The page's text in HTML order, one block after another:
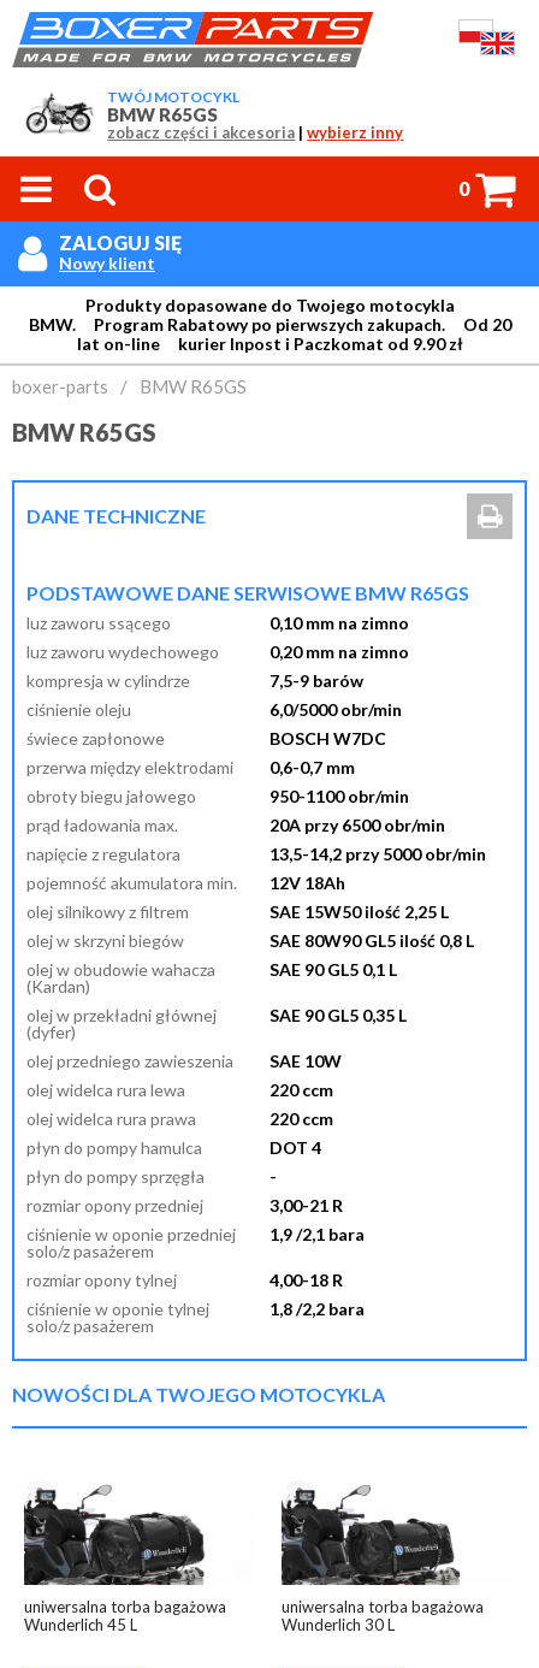
TWÓJ MOTOCYKL
BMW R65GS
zobacz części i akcesoria |wybierz inny
  
0
 ZALOGUJ SIĘ
Nowy klient
Login:
Produkty dopasowane do Twojego motocykla
BMW. Program Rabatowy po pierwszych zakupach. Od 20
lat on-line kurier Inpost i Paczkomat od 9.90 zł
boxer-parts / BMW R65GS
BMW R65GS

DANE TECHNICZNE
PODSTAWOWE DANE SERWISOWE BMW R65GS
luz zaworu ssącego
0,10 mm na zimno
luz zaworu wydechowego
0,20 mm na zimno
kompresja w cylindrze
7,5-9 barów
ciśnienie oleju
6,0/5000 obr/min
świece zapłonowe
BOSCH W7DC
przerwa między elektrodami
0,6-0,7 mm
obroty biegu jałowego
950-1100 obr/min
prąd ładowania max.
20A przy 6500 obr/min
napięcie z regulatora
13,5-14,2 przy 5000 obr/min
pojemność akumulatora min.
12V 18Ah
olej silnikowy z filtrem
SAE 15W50 ilość 2,25 L
olej w skrzyni biegów
SAE 80W90 GL5 ilość 0,8 L
olej w obudowie wahacza
(Kardan)
SAE 90 GL5 0,1 L
olej w przekładni głównej
(dyfer)
SAE 90 GL5 0,35 L
olej przedniego zawieszenia
SAE 10W
olej widelca rura lewa
220 ccm
olej widelca rura prawa
220 ccm
płyn do pompy hamulca
DOT 4
płyn do pompy sprzęgła
-
rozmiar opony przedniej
3,00-21 R
ciśnienie w oponie przedniej
solo/z pasażerem
1,9 /2,1 bara
rozmiar opony tylnej
4,00-18 R
ciśnienie w oponie tylnej
solo/z pasażerem
1,8 /2,2 bara
NOWOŚCI DLA TWOJEGO MOTOCYKLA
uniwersalna torba bagażowa
Wunderlich 45 L
uniwersalna torba bagażowa
Wunderlich 30 L